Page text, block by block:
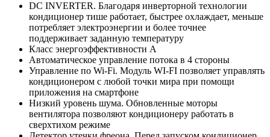
DC INVERTER. Благодаря инверторной технологии
кондиционер тише работает, быстрее охлаждает, меньше
потребляет электроэнергии и более точнее
поддерживает заданную температуру
Класс энергоэффективности A
Автоматическое управление потока в 4 стороны
Управление по Wi-Fi. Модуль WI-FI позволяет управлять
кондиционером с любой точки мира при помощи
приложения на смартфоне
Низкий уровень шума. Обновленные моторы
вентилятора позволяют кондиционеру работать в
сверхтихом режиме